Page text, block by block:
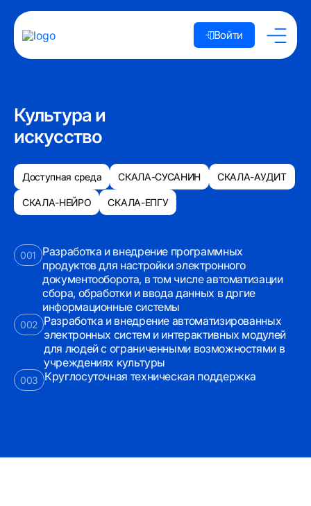
Войти
Культура и
искусство
Доступная среда СКАЛА-СУСАНИН СКАЛА-АУДИТ
СКАЛА-НЕЙРО СКАЛА-ЕПГУ
001
Разработка и внедрение программных
продуктов для настройки электронного
документооборота, в том числе автоматизации
сбора, обработки и ввода данных в дргие
информационные системы
002 Разработка и внедрение автоматизированных
электронных систем и интерактивных модулей
для людей с ограниченными возможностями в
учреждениях культуры
003 Круглосуточная техническая поддержка